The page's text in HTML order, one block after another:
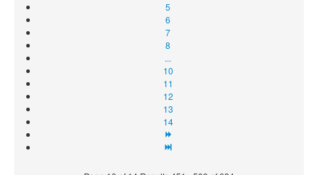
5
6
7
8
...
10
11
12
13
14